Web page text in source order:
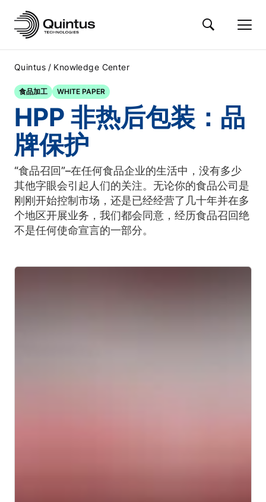
Quintus / Knowledge Center
食品加工 WHITE PAPER
HPP 非热后包装：品
牌保护
“食品召回”–在任何食品企业的生活中，没有多少
其他字眼会引起人们的关注。无论你的食品公司是
刚刚开始控制市场，还是已经经营了几十年并在多
个地区开展业务，我们都会同意，经历食品召回绝
不是任何使命宣言的一部分。